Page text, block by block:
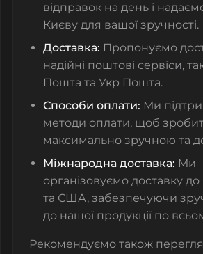
відправок на день і
Києву для вашої зручності.
Доставка: Пропонуємо
надійні поштові сервіси,
Пошта та Укр Пошта.
Способи оплати: Ми
методи оплати, щоб
максимально зручною та
Міжнародна доставка: Ми
організовуємо доставку
та США, забезпечуючи
до нашої продукції по
Рекомендуємо також